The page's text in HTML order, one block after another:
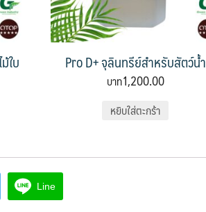
ใบ Pro D+ จุลินทรีย์สำหรับสัตว์น้ำ
1,200.00
หยิบใส่ตะกร้า
Line